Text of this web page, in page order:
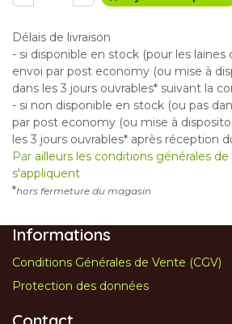
Délais de livraison
- si disponible en stock (pour les laines
envoi par post economy (ou mise à
dans les 3 jours ouvrables* suivant la
- si non disponible en stock (ou pas
par post economy (ou mise à
les 3 jours ouvrables* après réception
Par ailleurs les conditions générales de
s'appliquent
*hors fermeture du magasin
Informations
Conditions Générales de Vente (CGV)
Protection des données